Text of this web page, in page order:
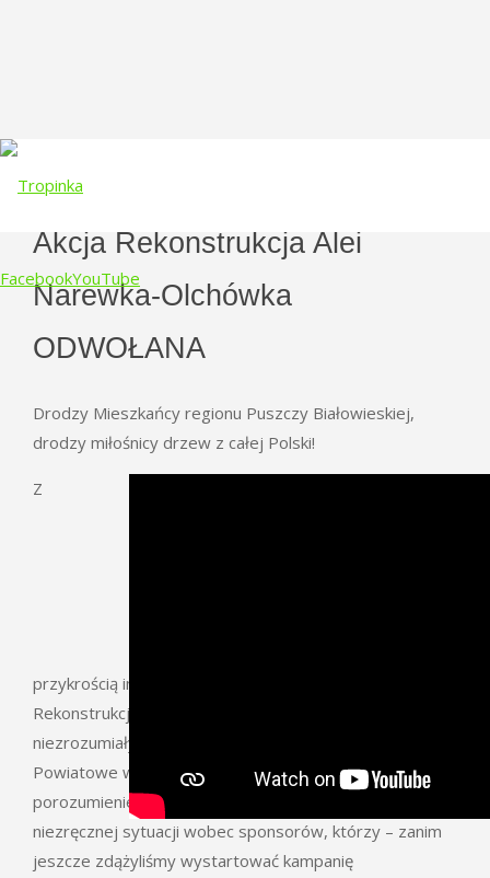
FacebookYouTube
Akcja Rekonstrukcja Alei
Narewka-Olchówka
ODWOŁANA
Drodzy Mieszkańcy regionu Puszczy Białowieskiej,
drodzy miłośnicy drzew z całej Polski!
Z
przykrością informujemy, że musimy odwołać akcję
Rekonstrukcja alei Narewka-Olchówka 5.10.2019. Z
niezrozumiałych dla nas powodów Starostwo
Powiatowe w Hajnówce wypowiedziało Tropince
porozumienie o współpracy, stawiając nas w bardzo
niezręcznej sytuacji wobec sponsorów, którzy – zanim
jeszcze zdążyliśmy wystartować kampanię